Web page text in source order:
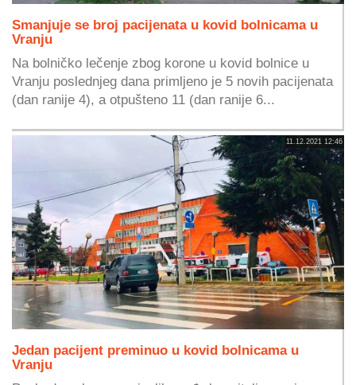
Smanjuje se broj pacijenata u kovid bolnicama u
Vranju
Na bolničko lečenje zbog korone u kovid bolnice u
Vranju poslednjeg dana primljeno je 5 novih pacijenata
(dan ranije 4), a otpušteno 11 (dan ranije 6...
11.12.2021 12:46
Jedan pacijent preminuo u kovid bolnicama u
Vranju